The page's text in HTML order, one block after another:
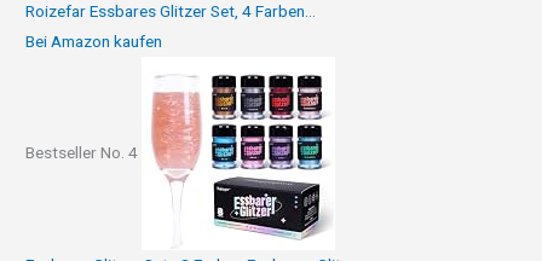
Roizefar Essbares Glitzer Set, 4 Farben...
Bei Amazon kaufen
Bestseller No. 4